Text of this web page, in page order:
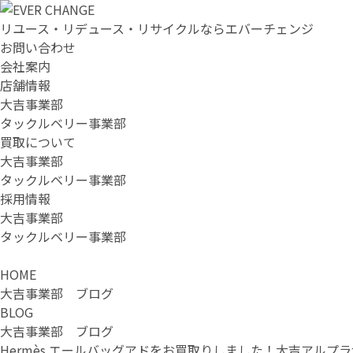
リユース・リデュース・リサイクルならエバーチェンジ
お問い合わせ
会社案内
店舗情報
大吉事業部
タックルベリー事業部
買取について
大吉事業部
タックルベリー事業部
採用情報
大吉事業部
タックルベリー事業部
HOME
大吉事業部 ブログ
BLOG
大吉事業部 ブログ